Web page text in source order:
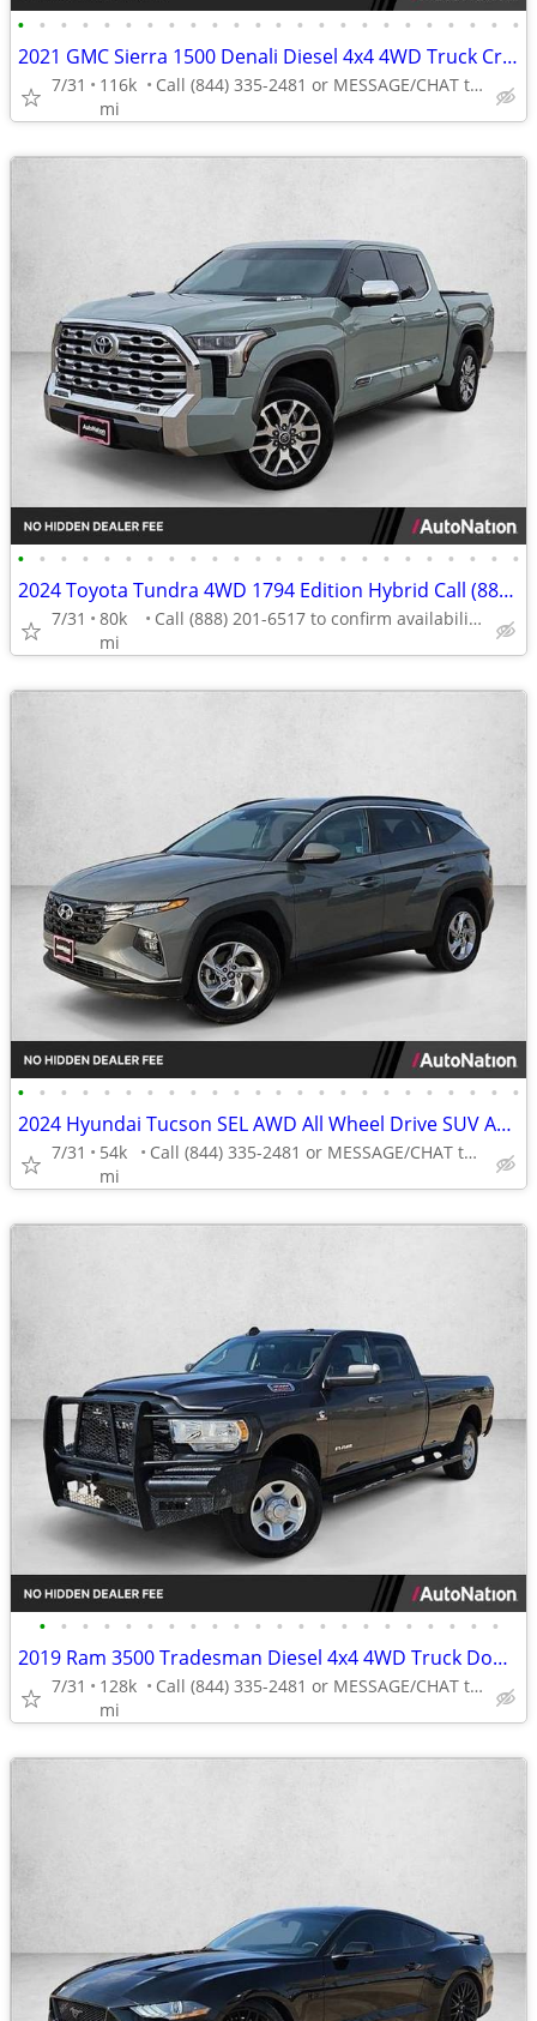
• • • • • • • • • • • • • • • • • • • • • • • •
2021 GMC Sierra 1500 Denali Diesel 4x4 4WD Truck Crew cab AUTONATION
7/31
116k
mi
Call (844) 335-2481 or MESSAGE/CHAT to confirm availability
• • • • • • • • • • • • • • • • • • • • • • • •
2024 Toyota Tundra 4WD 1794 Edition Hybrid Call (888) 201-6517
7/31
80k
mi
Call (888) 201-6517 to confirm availability - May 14th
• • • • • • • • • • • • • • • • • • • • • • • •
2024 Hyundai Tucson SEL AWD All Wheel Drive SUV AUTONATION
7/31
54k
mi
Call (844) 335-2481 or MESSAGE/CHAT to confirm availability
• • • • • • • • • • • • • • • • • • • • • •
2019 Ram 3500 Tradesman Diesel 4x4 4WD Truck Dodge Crew cab AUTONATION
7/31
128k
mi
Call (844) 335-2481 or MESSAGE/CHAT to confirm availability